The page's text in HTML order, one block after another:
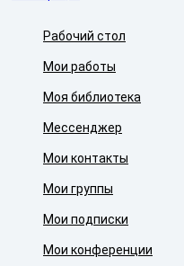
Рабочий стол
Мои работы
Моя библиотека
Мессенджер
Мои контакты
Мои группы
Мои подписки
Мои конференции